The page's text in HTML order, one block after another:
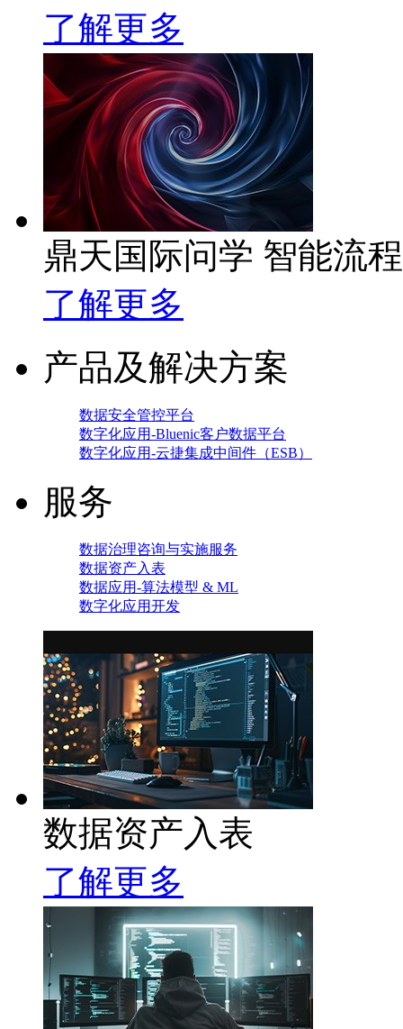
了解更多
鼎天国际问学 智能流
了解更多
产品及解决方案
数据安全管控平台
数字化应用-Bluenic客户数据平台
数字化应用-云捷集成中间件（ESB）
服务
数据治理咨询与实施服务
数据资产入表
数据应用-算法模型 & ML
数字化应用开发
数据资产入表
了解更多